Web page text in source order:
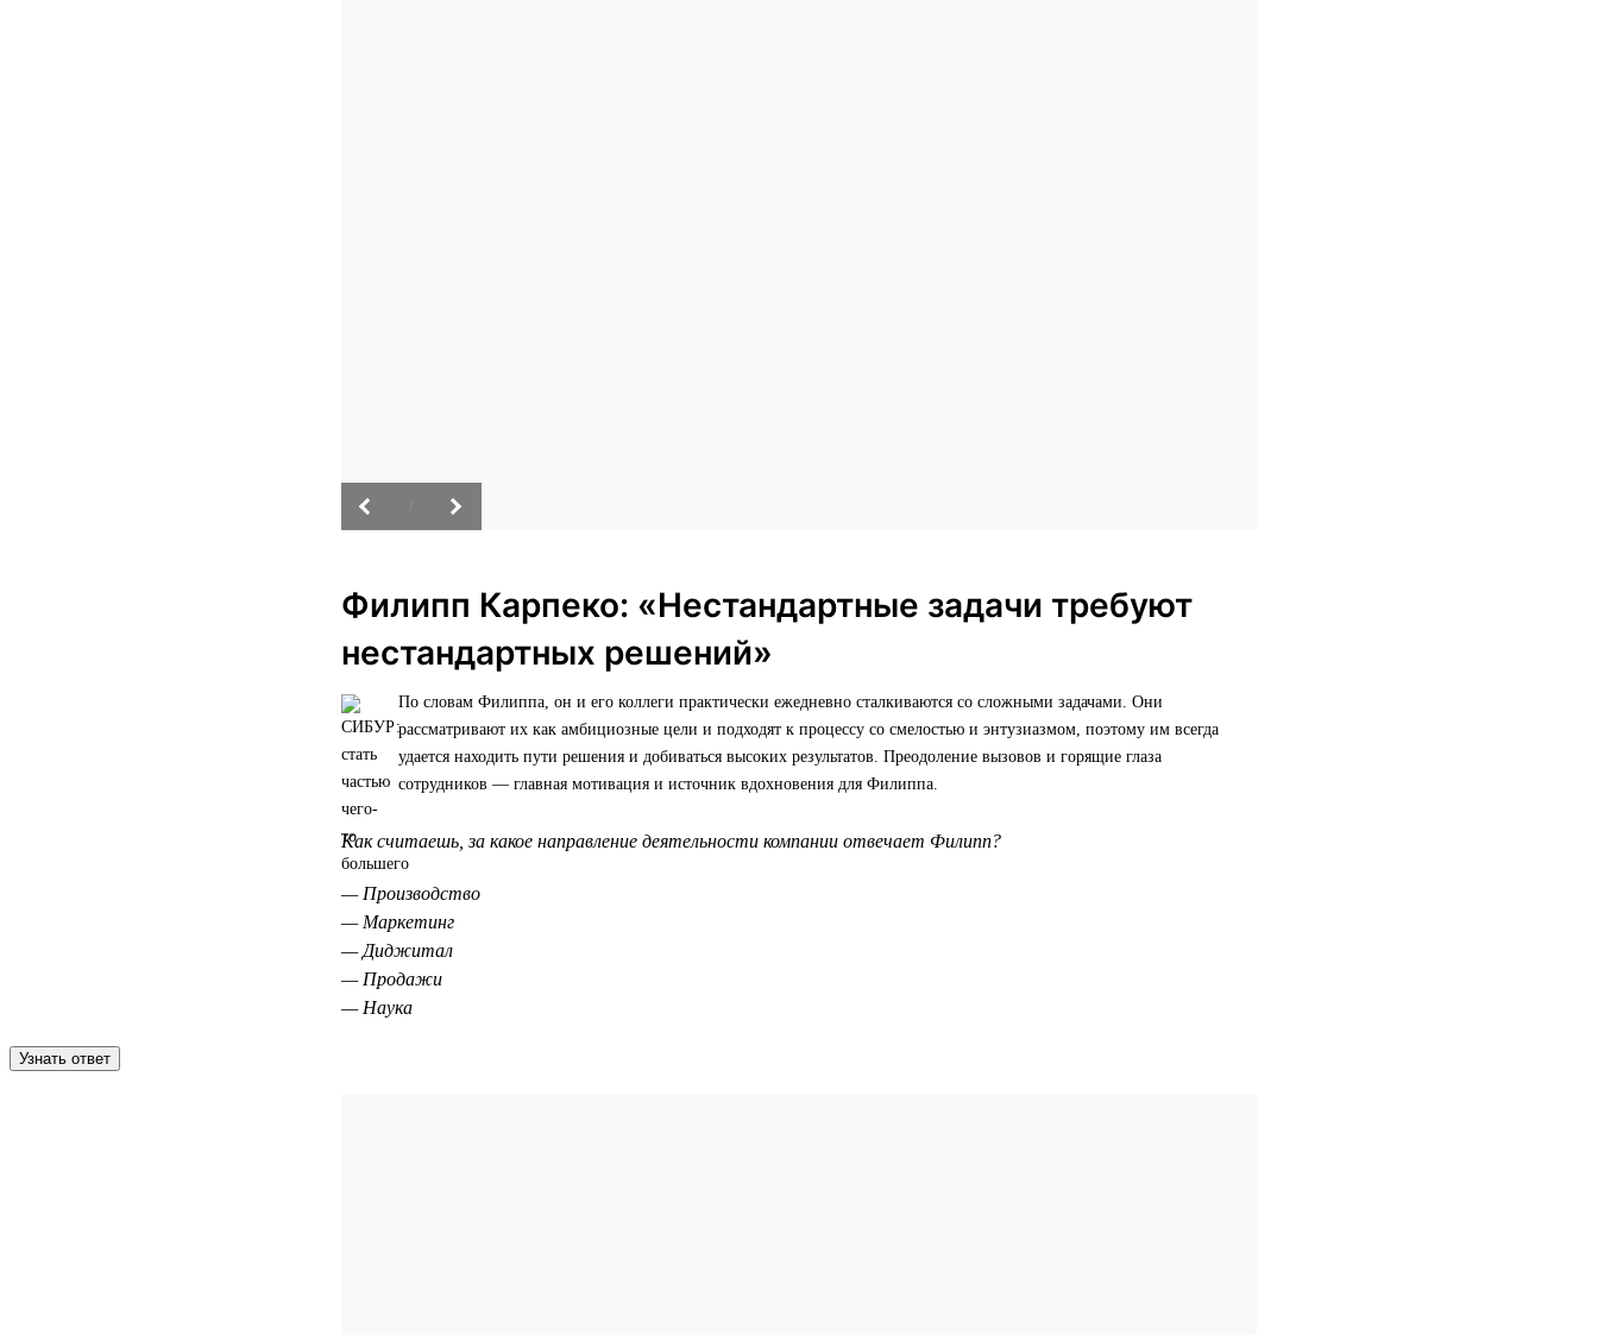
Филипп Карпеко: «Нестандартные задачи требуют
нестандартных решений»
По словам Филиппа, он и его коллеги практически ежедневно сталкиваются со сложными задачами. Они
рассматривают их как амбициозные цели и подходят к процессу со смелостью и энтузиазмом, поэтому им всегда
удается находить пути решения и добиваться высоких результатов. Преодоление вызовов и горящие глаза
сотрудников — главная мотивация и источник вдохновения для Филиппа.
Как считаешь, за какое направление деятельности компании отвечает Филипп?
— Производство
— Маркетинг
— Диджитал
— Продажи
— Наука
Узнать ответ